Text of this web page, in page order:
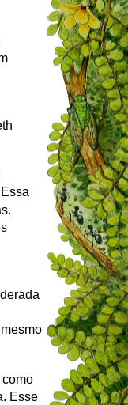
Esse